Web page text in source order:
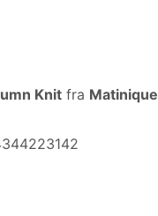
Knit fra Matinique